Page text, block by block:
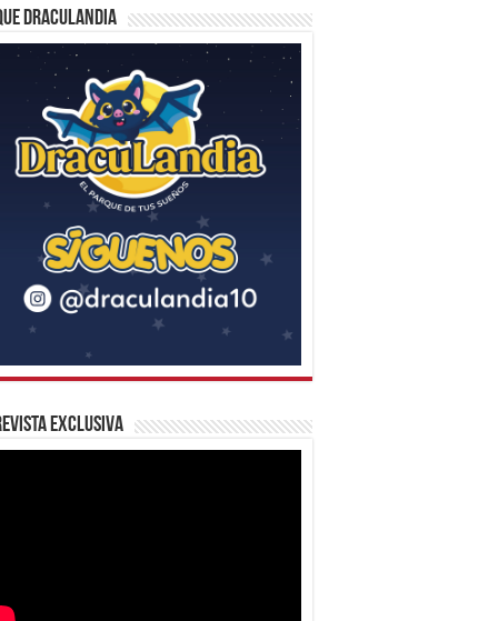
Draculandia
Exclusiva